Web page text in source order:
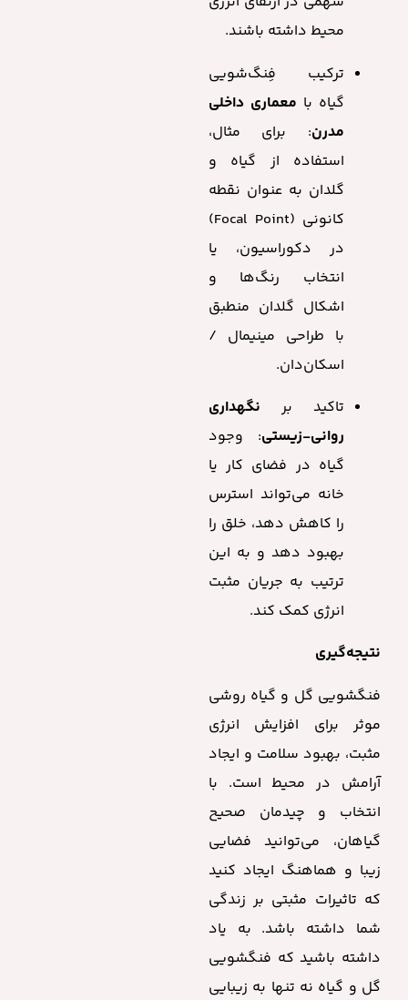
محیط داشته باشند.
ترکیب فِنگ‌شویی
گیاه با معماری داخلی
مدرن: برای مثال،
استفاده از گیاه و
گلدان به عنوان نقطه
کانونی (Focal Point)
در دکوراسیون، یا
انتخاب رنگ‌ها و
اشکال گلدان منطبق
با طراحی مینیمال /
اسکان‌دان.
تاکید بر نگهداری
روانی-زیستی: وجود
گیاه در فضای کار یا
خانه می‌تواند استرس
را کاهش دهد، خلق را
بهبود دهد و به این
ترتیب به جریان مثبت
انرژی کمک کند.
نتیجه‌گیری
فنگشویی گل و گیاه روشی
موثر برای افزایش انرژی
مثبت، بهبود سلامت و ایجاد
آرامش در محیط است. با
انتخاب و چیدمان صحیح
گیاهان، می‌توانید فضایی
زیبا و هماهنگ ایجاد کنید
که تاثیرات مثبتی بر زندگی
شما داشته باشد. به یاد
داشته باشید که فنگشویی
گل و گیاه نه تنها به زیبایی